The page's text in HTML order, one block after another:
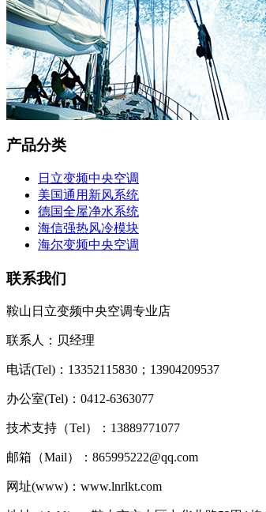
产品分类
日立变频中央空调
美国通用新风系统
德国全屋净水系统
海信强热风冷模块
海尔变频中央空调
联系我们
鞍山日立变频中央空调专业店
联系人：贝经理
电话(Tel)：13352115830；13904209537
办公室(Tel)：0412-6363077
技术支持（Tel）：13889771077
邮箱（Mail）：865995222@qq.com
网址(www)：www.lnrlkt.com